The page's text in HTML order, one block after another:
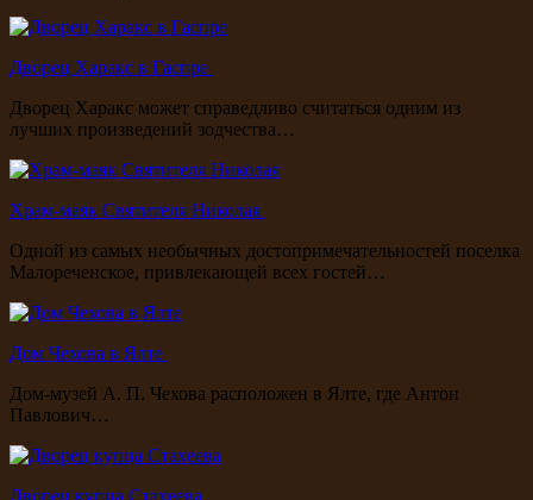
Дворец Харакс в Гаспре
Дворец Харакс может справедливо считаться одним из
лучших произведений зодчества…
Храм-маяк Святителя Николая
Одной из самых необычных достопримечательностей поселка
Малореченское, привлекающей всех гостей…
Дом Чехова в Ялте
Дом-музей А. П. Чехова расположен в Ялте, где Антон
Павлович…